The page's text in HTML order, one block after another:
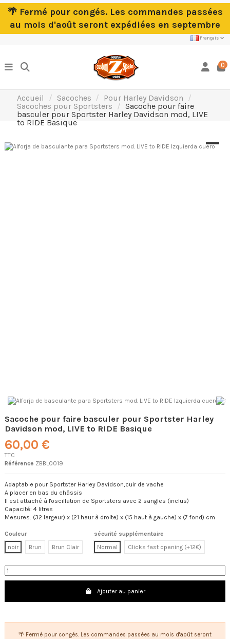
🌴 Fermé pour congés. Les commandes passées
au mois d'août seront expédiées en septembre
Français
0
Accueil Sacoches
Pour Harley Davidson
Sacoches pour Sportsters
Sacoche pour faire
basculer pour Sportster Harley Davidson mod, LIVE
to RIDE Basique
Sacoche pour faire basculer pour Sportster Harley
Davidson mod, LIVE to RIDE Basique
60,00 €
TTC
Référence ZBBL0019
Adaptable pour Sportster Harley Davidson,cuir de vache
A placer en bas du châssis
Il est attaché à l'oscillation de Sportsters avec 2 sangles (inclus)
Capacité: 4 litres
Mesures: (32 largeur) x (21 haur à droite) x (15 haut à gauche) x (7 fond) cm
Couleur
noir
Brun Brun Clair
sécurité supplémentaire
Normal
Clicks fast opening (+12€)
Ajouter au panier
🌴 Fermé pour congés. Les commandes passées au mois d'août seront